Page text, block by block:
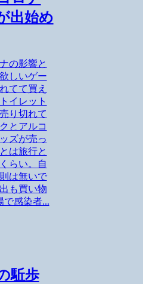
出始め
の影響と
しいゲー
てて買え
イレット
り切れて
とアルコ
ズが売っ
は旅行と
らい。自
は無いで
も買い物
で感染者...
駈歩